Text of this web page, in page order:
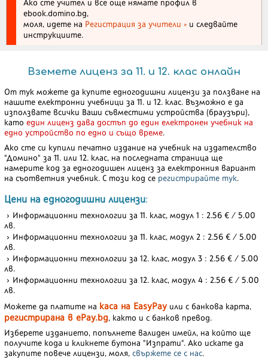
Ако сте учител и все още нямате профил в
ebook.domino.bg,
моля, идете на Регистрация за учители » и следвайте
инструкциите.
Вземете лиценз за 11. и 12. клас онлайн
От тук можете да купите едногодишни лицензи за ползване на
нашите електронни учебници за 11. и 12. клас. Възможно е да
използвате всички Ваши съвместими устройства (браузъри),
като един лиценз дава достъп до един електронен учебник на
едно устройство по едно и също време.
Ако сте си купили печатно издание на учебник на издателство
"Домино" за 11. или 12. клас, на последната страница ще
намерите код за едногодишен лиценз за електронния вариант
на съответния учебник. С този код се регистрирайте тук.
Цени на едногодишни лицензи:
Информационни технологии за 11. клас, модул 1 : 2.56 € / 5.00
лв.
Информационни технологии за 11. клас, модул 2 : 2.56 € / 5.00
лв.
Информационни технологии за 12. клас, модул 3 : 2.56 € / 5.00
лв.
Информационни технологии за 12. клас, модул 4 : 2.56 € / 5.00
лв.
Можете да платите на каса на EasyPay или с банкова карта,
регистрирана в ePay.bg, както и с банков превод.
Изберете изданието, попълнете валиден имейл, на който ще
получите кода и кликнете бутона "Изпрати". Ако искате да
закупите повече лицензи, моля, свържете се с нас.